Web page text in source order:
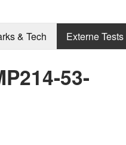
& Tech Externe Tests
53-